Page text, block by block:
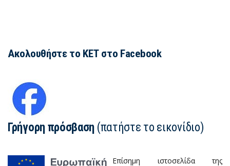
Ακολουθήστε το ΚΕΤ στο Facebook
Γρήγορη πρόσβαση (πατήστε το εικονίδιο)
Επίσημη ιστοσελίδα της